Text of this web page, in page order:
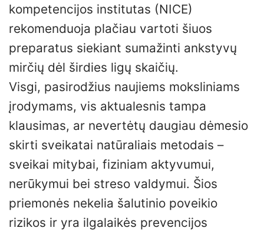
kompetencijos institutas (NICE)
rekomenduoja plačiau vartoti šiuos
preparatus siekiant sumažinti ankstyvų
mirčių dėl širdies ligų skaičių.
Visgi, pasirodžius naujiems moksliniams
įrodymams, vis aktualesnis tampa
klausimas, ar nevertėtų daugiau dėmesio
skirti sveikatai natūraliais metodais –
sveikai mitybai, fiziniam aktyvumui,
nerūkymui bei streso valdymui. Šios
priemonės nekelia šalutinio poveikio
rizikos ir yra ilgalaikės prevencijos